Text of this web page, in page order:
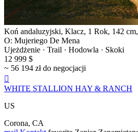
Koń andaluzyjski, Klacz, 1 Rok, 142 cm,
O: Mujeriego De Mena
Ujeżdżenie · Trail · Hodowla · Skoki
12 999 $
~ 56 194 zł do negocjacji

WHITE STALLION HAY & RANCH
US
Corona, CA